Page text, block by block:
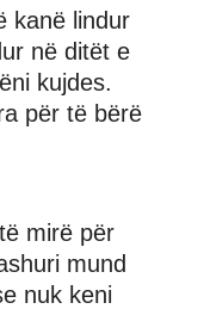
kanë lindur
në ditët e
kujdes.
për të bërë
mirë për
mund
nuk keni